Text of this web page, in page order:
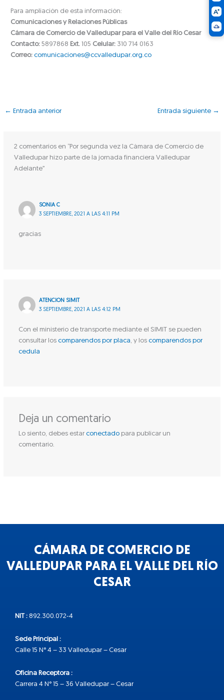
Para ampliación de esta información:
Comunicaciones y Relaciones Públicas
Cámara de Comercio de Valledupar para el Valle del Río Cesar
Contacto: 5897868 Ext. 105 Celular: 310 714 0163
Correo: comunicaciones@ccvalledupar.org.co
← Entrada anterior Entrada siguiente →
2 comentarios en “Por segunda vez la Cámara de Comercio de
Valledupar hizo parte de la jornada financiera Valledupar
Adelante”
SONIA C
3 SEPTIEMBRE, 2021 A LAS 4:11 PM
gracias
ATENCION SIMIT
3 SEPTIEMBRE, 2021 A LAS 4:12 PM
Con el ministerio de transporte mediante el SIMIT se pueden
consultar los comparendos por placa, y los comparendos por
cedula
Deja un comentario
Lo siento, debes estar conectadopara publicar un
comentario.
CÁMARA DE COMERCIO DE
VALLEDUPAR PARA EL VALLE DEL RÍO
CESAR
NIT : 892.300.072-4
Sede Principal :
Calle 15 N° 4 – 33 Valledupar – Cesar
Oficina Receptora :
Carrera 4 N° 15 – 36 Valledupar – Cesar